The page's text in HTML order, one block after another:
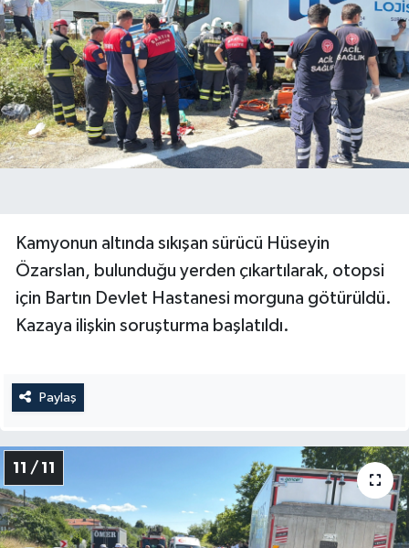
Kamyonun altında sıkışan sürücü Hüseyin
Özarslan, bulunduğu yerden çıkartılarak, otopsi
için Bartın Devlet Hastanesi morguna götürüldü.
Kazaya ilişkin soruşturma başlatıldı.
Paylaş
11 / 11